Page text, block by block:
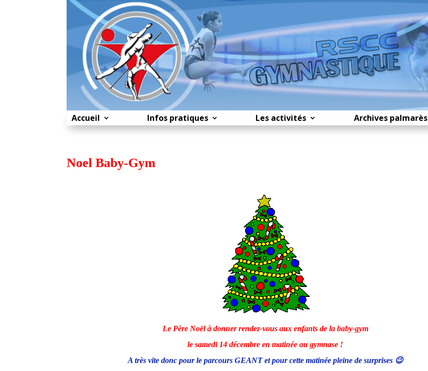
Accueil Infos pratiques Les activités Archives palmarès
Noel Baby-Gym
Le Père Noël à donner rendez-vous aux enfants de la baby-gym
le samedi 14 décembre en matinée au gymnase !
A très vite donc pour le parcours GEANT et pour cette matinée pleine de surprises 😉